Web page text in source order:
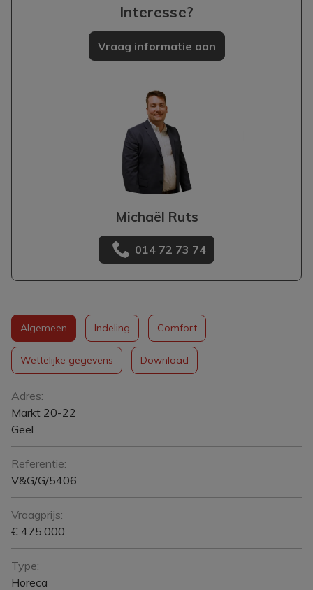
Interesse?
Vraag informatie aan
Michaël Ruts
014 72 73 74
Algemeen Indeling Comfort
Wettelijke gegevens Download
Algemeen
Adres:
Markt 20-22
Geel
Referentie:
V&G/G/5406
Vraagprijs:
€ 475.000
Type:
Horeca